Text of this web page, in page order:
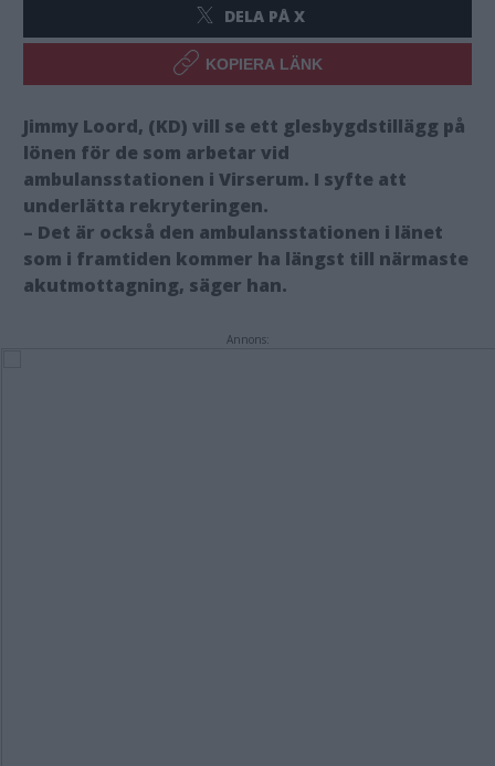
DELA PÅ X
KOPIERA LÄNK
Jimmy Loord, (KD) vill se ett glesbygdstillägg på
lönen för de som arbetar vid
ambulansstationen i Virserum. I syfte att
underlätta rekryteringen.
– Det är också den ambulansstationen i länet
som i framtiden kommer ha längst till närmaste
akutmottagning, säger han.
Annons: